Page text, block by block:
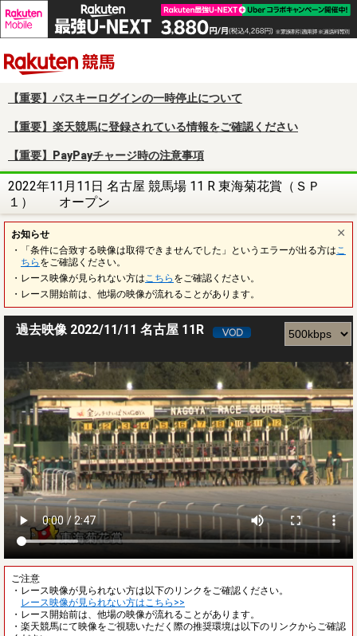
【重要】パスキーログインの一時停止について
【重要】楽天競馬に登録されている情報をご確認ください
【重要】PayPayチャージ時の注意事項
2022年11月11日 名古屋 競馬場 11 R 東海菊花賞（ＳＰ
１） オープン
お知らせ
・「条件に合致する映像は取得できませんでした」というエラーが出る方は こ
ちら をご確認ください。
・レース映像が見られない方は こちら をご確認ください。
・レース開始前は、他場の映像が流れることがあります。
過去映像 2022/11/11 名古屋 11R
ご注意
・レース映像が見られない方は以下のリンクをご確認ください。
レース映像が見られない方はこちら>>
・レース開始前は、他場の映像が流れることがあります。
・楽天競馬にて映像をご視聴いただく際の推奨環境は以下のリンクからご確認